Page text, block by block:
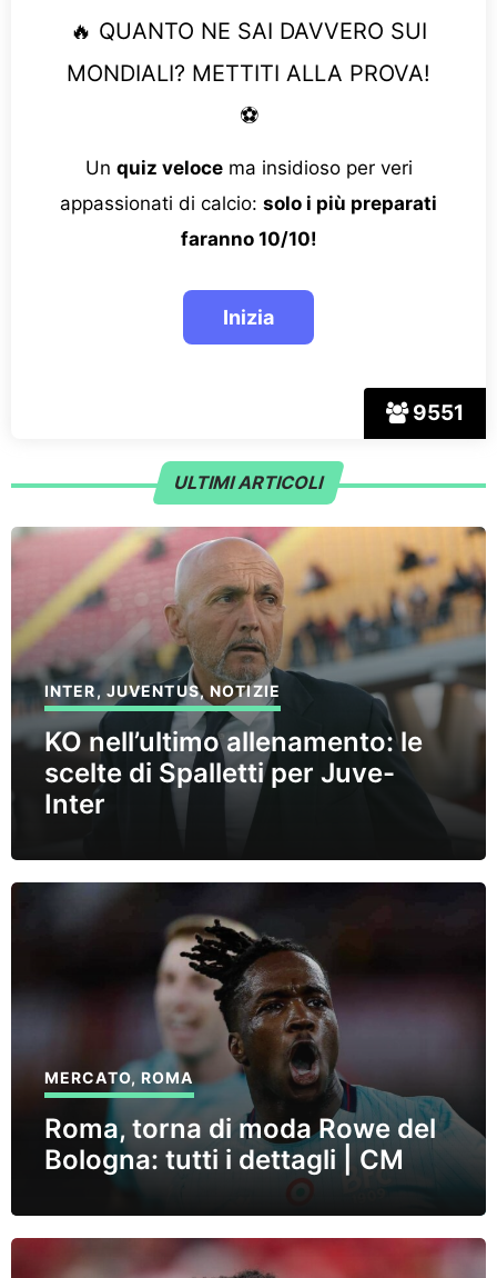
9551
🔥 QUANTO NE SAI DAVVERO SUI
MONDIALI? METTITI ALLA PROVA!
⚽
Un quiz velocema insidioso per veri
appassionati di calcio: solo i più preparati
faranno 10/10!
ULTIMI ARTICOLI
INTER, JUVENTUS,NOTIZIE
KO nell’ultimo allenamento: le
scelte di Spalletti per Juve-
Inter
MERCATO, ROMA
Roma, torna di moda Rowe del
Bologna: tutti i dettagli | CM